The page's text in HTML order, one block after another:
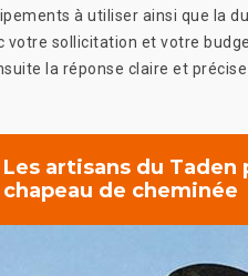
à utiliser ainsi que la
votre sollicitation et votre
la réponse claire et
Les artisans du Taden
chapeau de cheminée